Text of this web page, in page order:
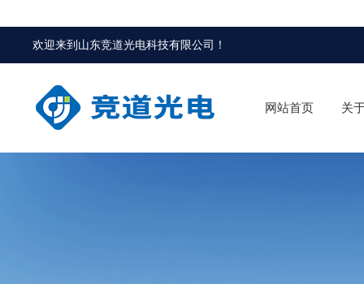
欢迎来到 山东竞道光电科技有限公司 ！
网站首页 关